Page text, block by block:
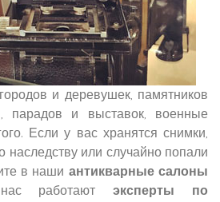
и деревушек, памятников
парадов и выставок, военные
Если у вас хранятся снимки,
наследству или случайно попали
в наши антикварные салоны
работаютэксперты по